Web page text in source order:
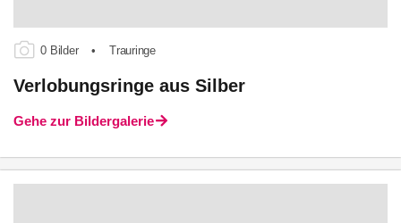
0 Bilder • Trauringe
Verlobungsringe aus Silber
Gehe zur Bildergalerie